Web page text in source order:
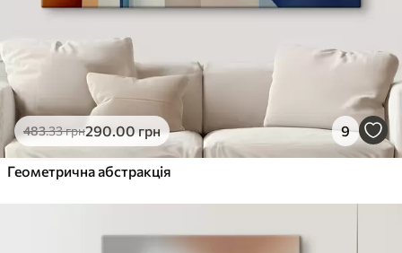
483.33грн290.00грн 9
Геометрична абстракція